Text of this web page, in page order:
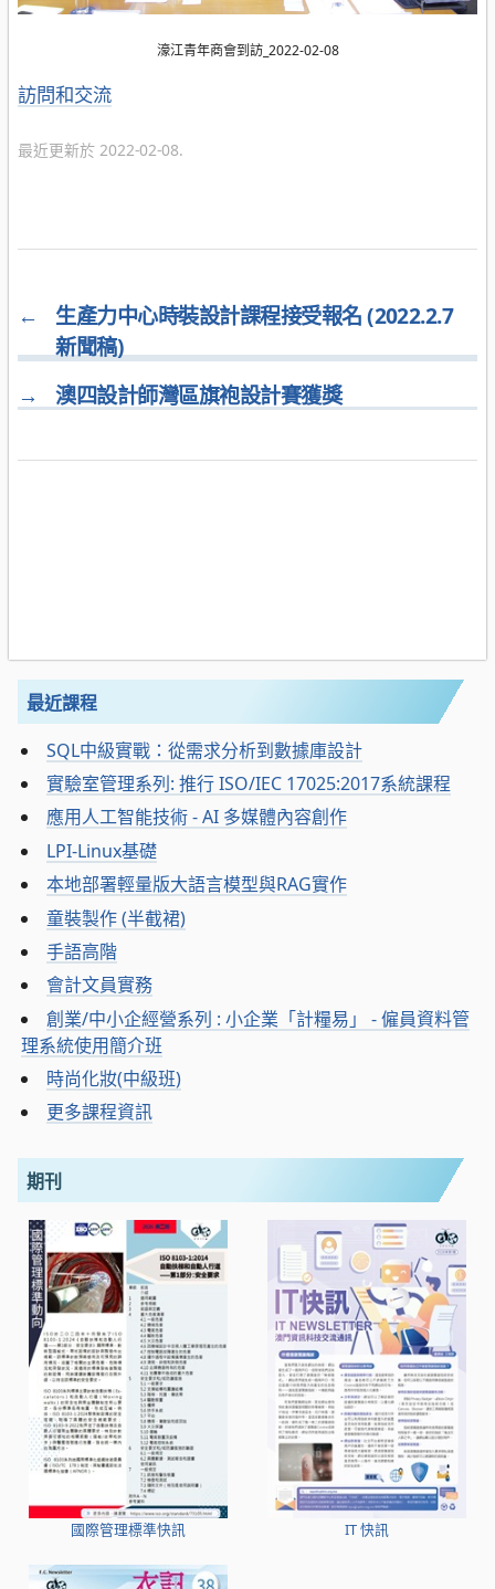
濠江青年商會到訪_2022-02-08
分
訪問和交流
最近更新於 2022-02-08.
←
生產力中心時裝設計課程接受報名 (2022.2.7
新聞稿)
→
澳四設計師灣區旗袍設計賽獲獎
最近課程
SQL中級實戰：從需求分析到數據庫設計
實驗室管理系列: 推行 ISO/IEC 17025:2017系統課程
應用人工智能技術 - AI 多媒體內容創作
LPI-Linux基礎
本地部署輕量版大語言模型與RAG實作
童裝製作 (半截裙)
手語高階
會計文員實務
創業/中小企經營系列 : 小企業「計糧易」 - 僱員資料管
理系統使用簡介班
時尚化妝(中級班)
更多課程資訊
期刊
國際管理標準快訊 IT 快訊